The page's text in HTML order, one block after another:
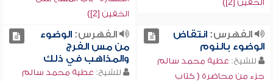
الخفين [2])
الخفين [2])
الفهرس:انتقاض
الوضوء بالنوم
للشيخ: عطية محمد سالم
جزء من محاضرة ( كتاب
الفهرس:الوضوء
من مس الفرج
والمذاهب في ذلك
للشيخ: عطية محمد سالم